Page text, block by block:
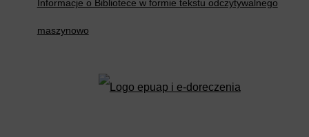
Informacje o Bibliotece w formie tekstu odczytywalnego
maszynowo